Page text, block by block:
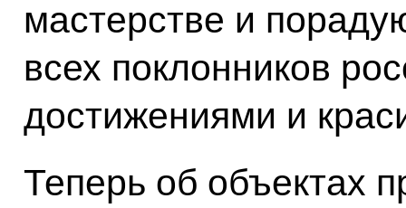
мастерстве и
всех поклонников
достижениями и
Теперь об объектах